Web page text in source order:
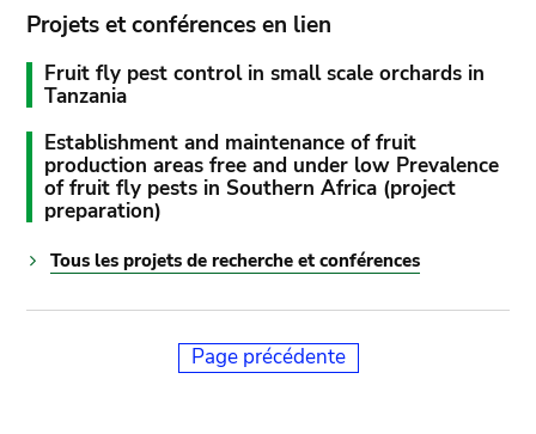
Projets et conférences en lien
Fruit fly pest control in small scale orchards in
Tanzania
Establishment and maintenance of fruit
production areas free and under low Prevalence
of fruit fly pests in Southern Africa (project
preparation)
Tous les projets de recherche et conférences
Page précédente